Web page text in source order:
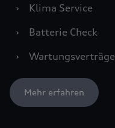
›
Klima Service
›
Batterie Check
›
Wartungsverträge
Mehr erfahren